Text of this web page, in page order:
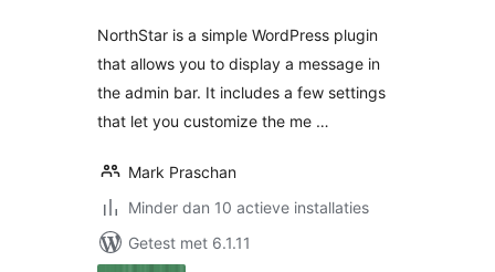
NorthStar is a simple WordPress plugin
that allows you to display a message in
the admin bar. It includes a few settings
that let you customize the me …
Mark Praschan
Minder dan 10 actieve installaties
Getest met 6.1.11